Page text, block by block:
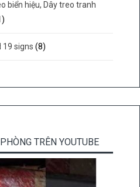
biển hiệu, Dây treo tranh
19 signs (8)
TRÊN YOUTUBE